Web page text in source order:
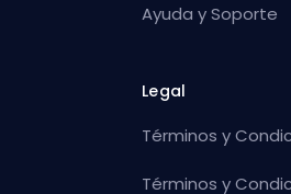
Ayuda y Soporte
Legal
Términos y
Términos y